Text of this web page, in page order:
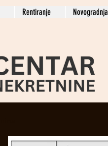
Rentiranje Novogradnja